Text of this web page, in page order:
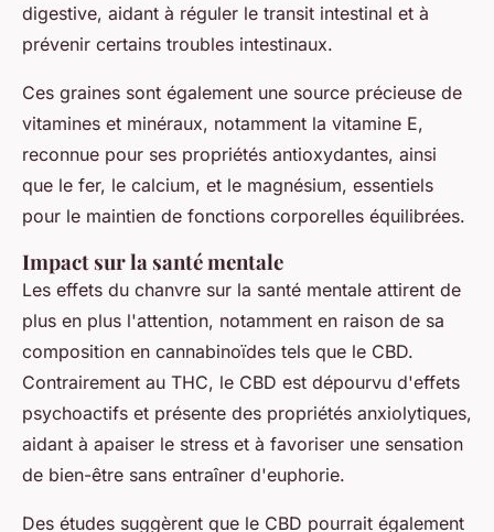
digestive, aidant à réguler le transit intestinal et à
prévenir certains troubles intestinaux.
Ces graines sont également une source précieuse de
vitamines et minéraux, notamment la vitamine E,
reconnue pour ses propriétés antioxydantes, ainsi
que le fer, le calcium, et le magnésium, essentiels
pour le maintien de fonctions corporelles équilibrées.
Impact sur la santé mentale
Les effets du chanvre sur la santé mentale attirent de
plus en plus l'attention, notamment en raison de sa
composition en cannabinoïdes tels que le CBD.
Contrairement au THC, le CBD est dépourvu d'effets
psychoactifs et présente des propriétés anxiolytiques,
aidant à apaiser le stress et à favoriser une sensation
de bien-être sans entraîner d'euphorie.
Des études suggèrent que le CBD pourrait également